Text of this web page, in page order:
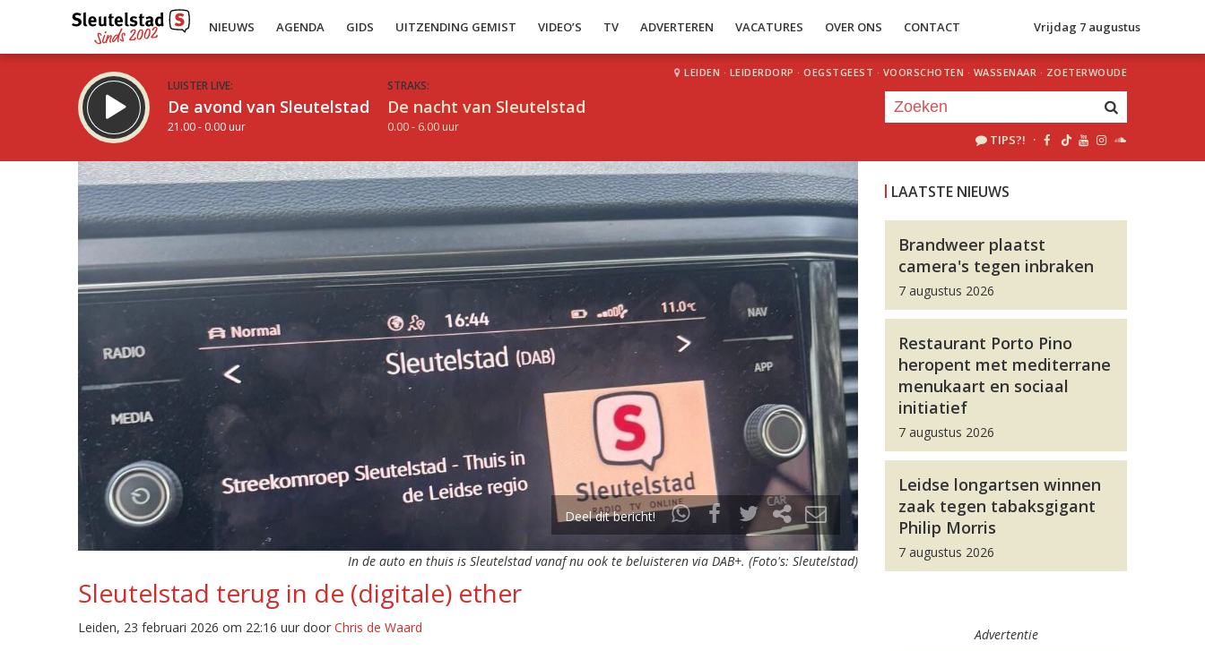
NIEUWS AGENDA GIDS UITZENDING GEMIST VIDEO’S TV ADVERTEREN VACATURES OVER ONS CONTACT Vrijdag 7 augustus
LUISTER LIVE:
De avond van Sleutelstad
21.00 - 0.00 uur
STRAKS:
De nacht van Sleutelstad
0.00 - 6.00 uur
LEIDEN · LEIDERDORP · OEGSTGEEST · VOORSCHOTEN · WASSENAAR · ZOETERWOUDE
TIPS?! ·
Deel dit bericht!
In de auto en thuis is Sleutelstad vanaf nu ook te beluisteren via DAB+. (Foto's: Sleutelstad)
Sleutelstad terug in de (digitale) ether
Leiden, 23 februari 2026 om 22:16 uur door Chris de Waard
LAATSTE NIEUWS
Brandweer plaatst
camera's tegen inbraken
7 augustus 2026
Restaurant Porto Pino
heropent met mediterrane
menukaart en sociaal
initiatief
7 augustus 2026
Leidse longartsen winnen
zaak tegen tabaksgigant
Philip Morris
7 augustus 2026
Advertentie